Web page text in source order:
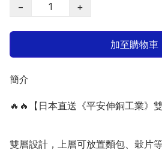
−
+
加至購物車
簡介
🔥🔥【日本直送《平安伸銅工業》
雙層設計，上層可放置麵包、穀片